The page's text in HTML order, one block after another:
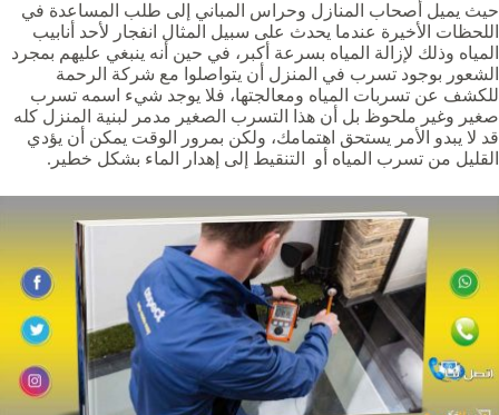
حيث يميل أصحاب المنازل وحراس المباني إلى طلب المساعدة في
اللحظات الأخيرة عندما يحدث على سبيل المثال انفجار لأحد أنابيب
المياه وذلك لإزالة المياه بسرعة أكبر، في حين أنه ينبغي عليهم بمجرد
الشعور بوجود تسرب في المنزل أن يتواصلوا مع شركة الرحمة
للكشف عن تسربات المياه ومعالجتها، فلا يوجد شيء اسمه تسرب
صغير وغير ملحوظ بل أن هذا التسرب الصغير مدمر لبنية المنزل كله
قد لا يبدو الأمر يستحق اهتمامك، ولكن بمرور الوقت يمكن أن يؤدي
القليل من تسرب المياه أو التنقيط إلى إهدار الماء بشكل خطير.